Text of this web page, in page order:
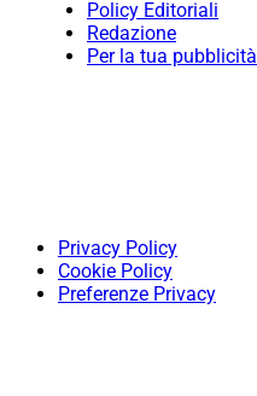
Policy Editoriali
Redazione
Per la tua pubblicità
Privacy Policy
Cookie Policy
Preferenze Privacy